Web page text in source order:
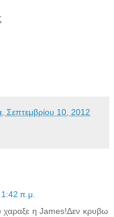
Σεπτεμβρίου 10, 2012
π.μ.
η James!Δεν κρυβω